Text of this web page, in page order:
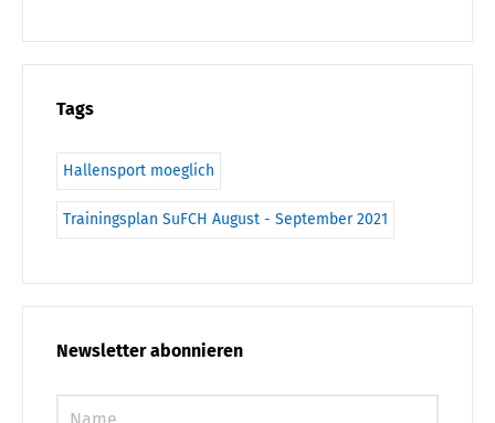
Tags
Hallensport moeglich
Trainingsplan SuFCH August - September 2021
Newsletter abonnieren